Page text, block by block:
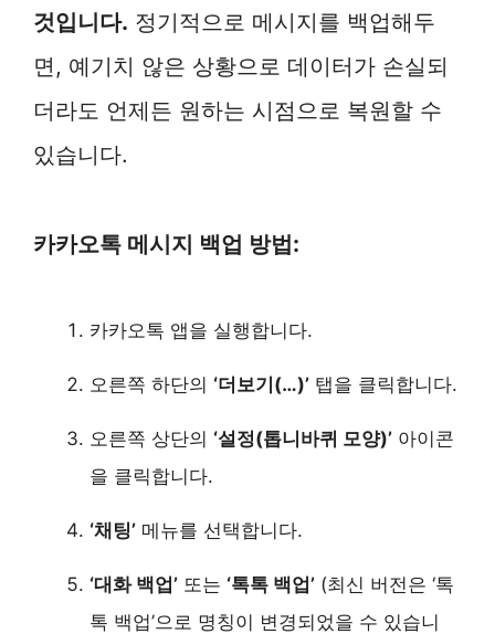
것입니다. 정기적으로 메시지를 백업해두
면, 예기치 않은 상황으로 데이터가 손실되
더라도 언제든 원하는 시점으로 복원할 수
있습니다.
카카오톡 메시지 백업 방법:
카카오톡 앱을 실행합니다.
오른쪽 하단의 ‘더보기(…)’ 탭을 클릭합니다.
오른쪽 상단의 ‘설정(톱니바퀴 모양)’ 아이콘
을 클릭합니다.
‘채팅’ 메뉴를 선택합니다.
‘대화 백업’ 또는 ‘톡톡 백업’ (최신 버전은 ‘톡
톡 백업’으로 명칭이 변경되었을 수 있습니